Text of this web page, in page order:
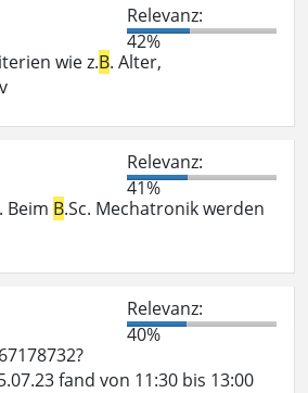
Relevanz:
42%
wie z.B. Alter,
Relevanz:
41%
Beim B.Sc. Mechatronik werden
Relevanz:
40%
fand von 11:30 bis 13:00